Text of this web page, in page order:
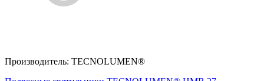
Производитель: TECNOLUMEN®